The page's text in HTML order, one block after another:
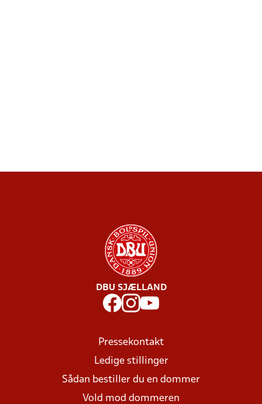
DBU SJÆLLAND
Pressekontakt
Ledige stillinger
Sådan bestiller du en dommer
Vold mod dommeren